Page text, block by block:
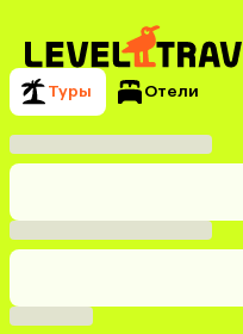
Туры Отели